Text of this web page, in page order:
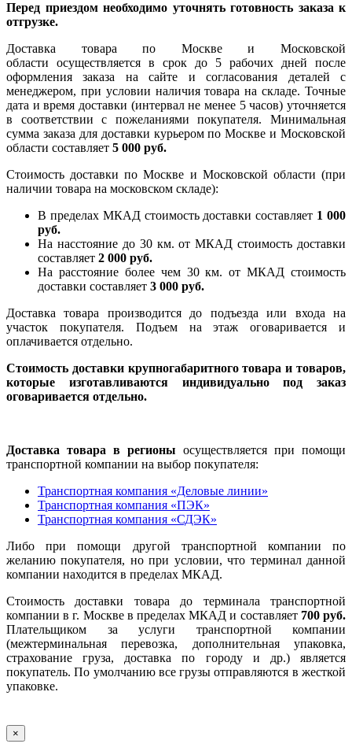
Перед приездом необходимо уточнять готовность заказа к
отгрузке.
Доставка товара по Москве и Московской
области осуществляется в срок до 5 рабочих дней после
оформления заказа на сайте и согласования деталей с
менеджером, при условии наличия товара на складе. Точные
дата и время доставки (интервал не менее 5 часов) уточняется
в соответствии с пожеланиями покупателя. Минимальная
сумма заказа для доставки курьером по Москве и Московской
области составляет 5 000 руб.
Стоимость доставки по Москве и Московской области (при
наличии товара на московском складе):
В пределах МКАД стоимость доставки составляет 1 000
руб.
На насcтояние до 30 км. от МКАД стоимость доставки
составляет 2 000 руб.
На расстояние более чем 30 км. от МКАД стоимость
доставки составляет 3 000 руб.
Доставка товара производится до подъезда или входа на
участок покупателя. Подъем на этаж оговаривается и
оплачивается отдельно.
Стоимость доставки крупногабаритного товара и товаров,
которые изготавливаются индивидуально под заказ
оговаривается отдельно.
Доставка товара в регионы осуществляется при помощи
транспортной компании на выбор покупателя:
Транспортная компания «Деловые линии»
Транспортная компания «ПЭК»
Транспортная компания «СДЭК»
Либо при помощи другой транспортной компании по
желанию покупателя, но при условии, что терминал данной
компании находится в пределах МКАД.
Стоимость доставки товара до терминала транспортной
компании в г. Москве в пределах МКАД и составляет 700 руб.
Плательщиком за услуги транспортной компании
(межтерминальная перевозка, дополнительная упаковка,
страхование груза, доставка по городу и др.) является
покупатель. По умолчанию все грузы отправляются в жесткой
упаковке.
×